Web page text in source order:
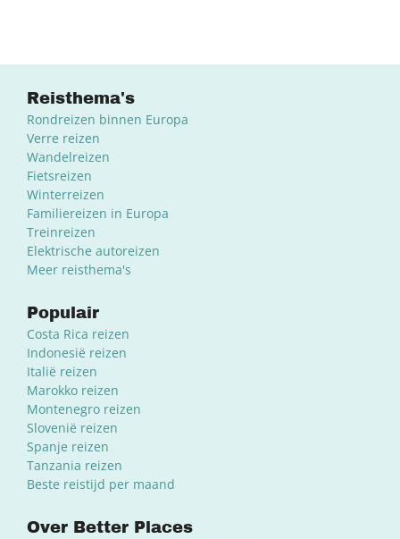
Reisthema's
Rondreizen binnen Europa
Verre reizen
Wandelreizen
Fietsreizen
Winterreizen
Familiereizen in Europa
Treinreizen
Elektrische autoreizen
Meer reisthema's
Populair
Costa Rica reizen
Indonesië reizen
Italië reizen
Marokko reizen
Montenegro reizen
Slovenië reizen
Spanje reizen
Tanzania reizen
Beste reistijd per maand
Over Better Places